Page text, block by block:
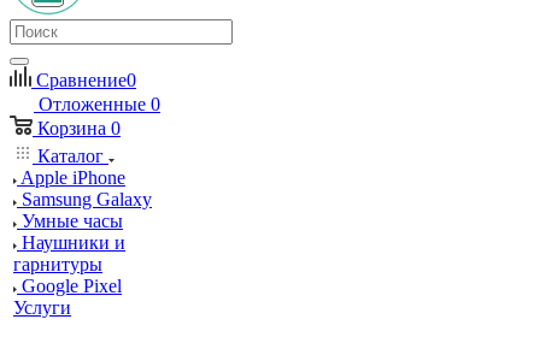
Сравнение0
Отложенные 0
Корзина 0
Каталог
Apple iPhone
Samsung Galaxy
Умные часы
Наушники и
гарнитуры
Google Pixel
Услуги